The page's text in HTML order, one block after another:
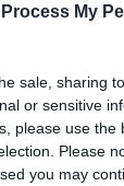
My
sale, sharing
or sensitive
please use the
Please
you may